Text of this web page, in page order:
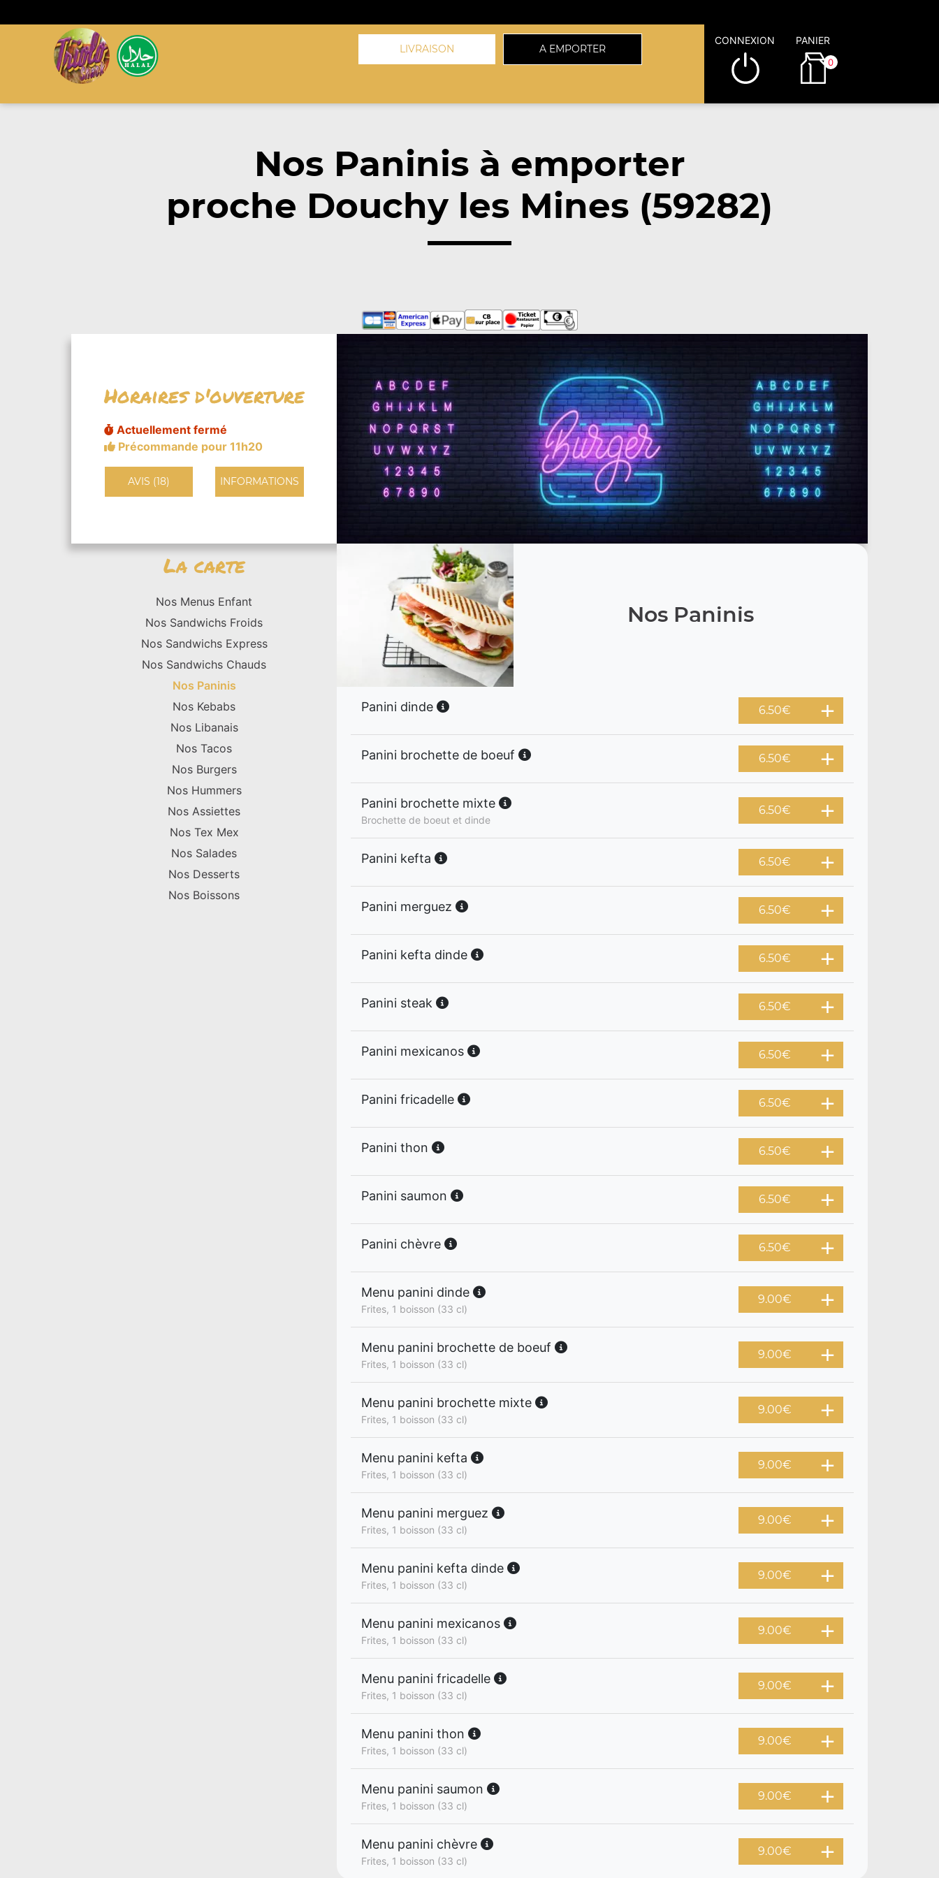
LIVRAISON A EMPORTER
CONNEXION PANIER
0
Nos Paninis à emporter
proche Douchy les Mines (59282)
Horaires d'ouverture
Actuellement fermé
Précommande pour 11h20
AVIS (18) INFORMATIONS
La carte
Nos Menus Enfant
Nos Sandwichs Froids
Nos Sandwichs Express
Nos Sandwichs Chauds
Nos Paninis
Nos Kebabs
Nos Libanais
Nos Tacos
Nos Burgers
Nos Hummers
Nos Assiettes
Nos Tex Mex
Nos Salades
Nos Desserts
Nos Boissons
Nos Paninis
Panini dinde 6.50€
Panini brochette de boeuf 6.50€
Panini brochette mixte
Brochette de boeut et dinde
6.50€
Panini kefta 6.50€
Panini merguez 6.50€
Panini kefta dinde 6.50€
Panini steak 6.50€
Panini mexicanos 6.50€
Panini fricadelle 6.50€
Panini thon 6.50€
Panini saumon 6.50€
Panini chèvre 6.50€
Menu panini dinde
Frites, 1 boisson (33 cl)
9.00€
Menu panini brochette de boeuf
Frites, 1 boisson (33 cl)
9.00€
Menu panini brochette mixte
Frites, 1 boisson (33 cl)
9.00€
Menu panini kefta
Frites, 1 boisson (33 cl)
9.00€
Menu panini merguez
Frites, 1 boisson (33 cl)
9.00€
Menu panini kefta dinde
Frites, 1 boisson (33 cl)
9.00€
Menu panini mexicanos
Frites, 1 boisson (33 cl)
9.00€
Menu panini fricadelle
Frites, 1 boisson (33 cl)
9.00€
Menu panini thon
Frites, 1 boisson (33 cl)
9.00€
Menu panini saumon
Frites, 1 boisson (33 cl)
9.00€
Menu panini chèvre
Frites, 1 boisson (33 cl)
9.00€